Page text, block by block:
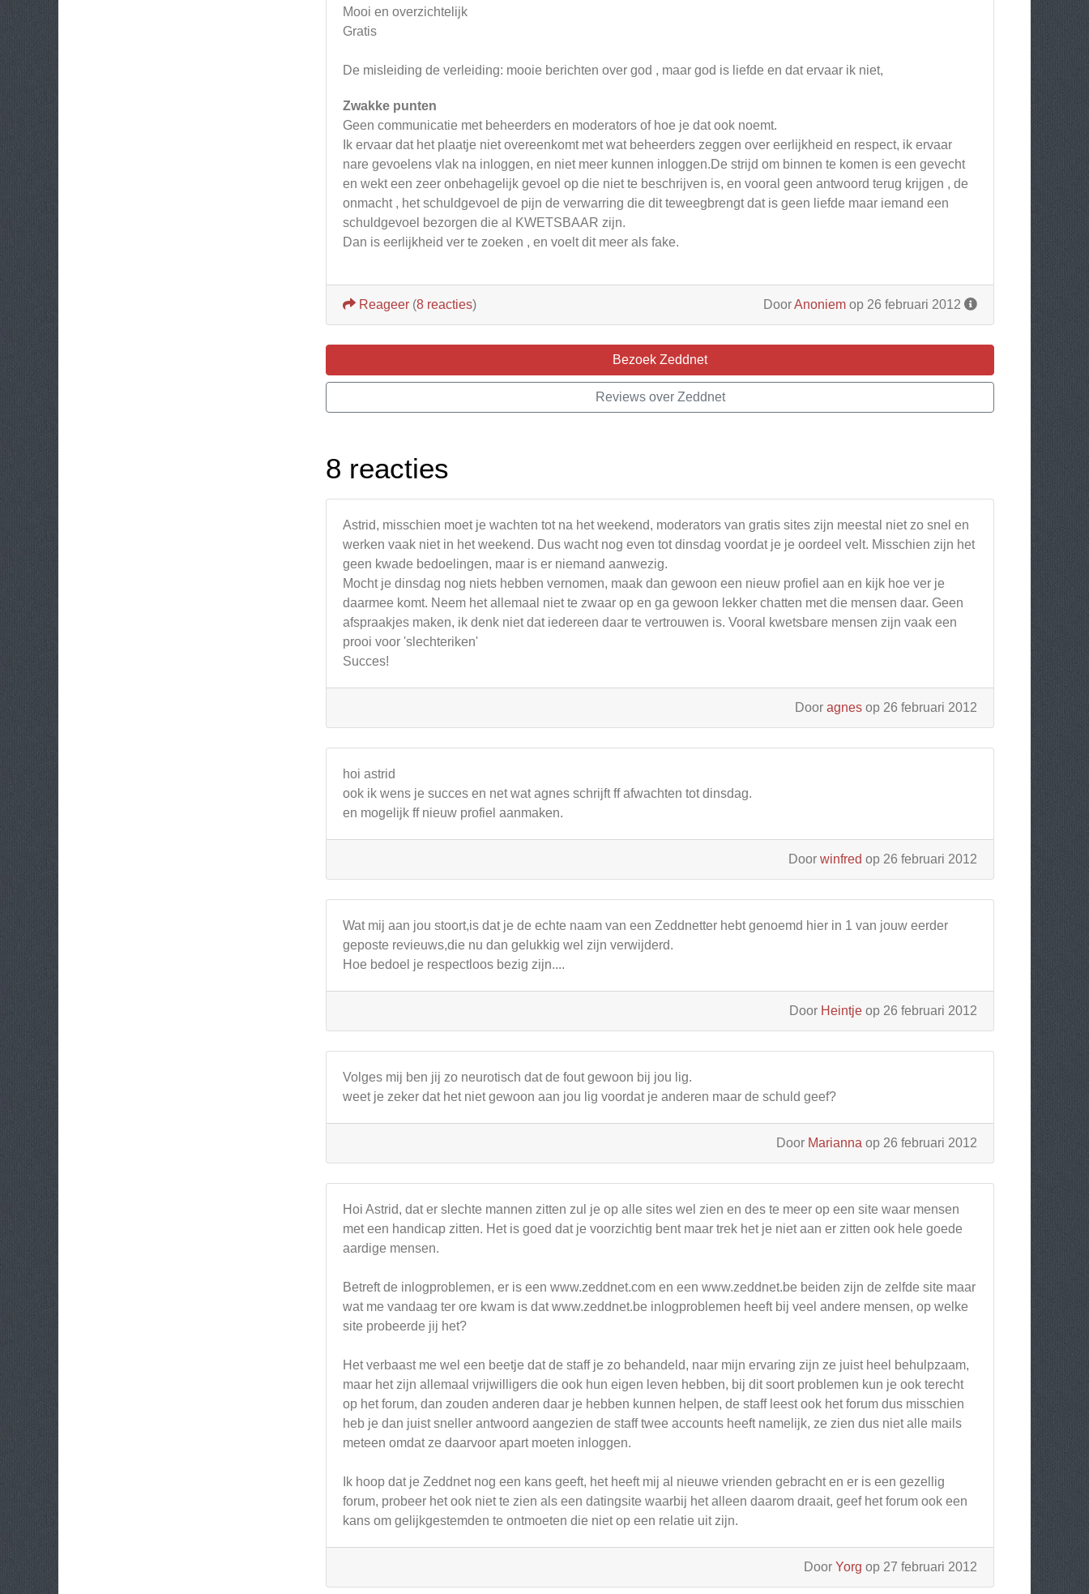
Mooi en overzichtelijk
Gratis
De misleiding de verleiding: mooie berichten over god , maar god is liefde en dat ervaar ik niet,
Zwakke punten
Geen communicatie met beheerders en moderators of hoe je dat ook noemt.
Ik ervaar dat het plaatje niet overeenkomt met wat beheerders zeggen over eerlijkheid en respect, ik ervaar
nare gevoelens vlak na inloggen, en niet meer kunnen inloggen.De strijd om binnen te komen is een gevecht
en wekt een zeer onbehagelijk gevoel op die niet te beschrijven is, en vooral geen antwoord terug krijgen , de
onmacht , het schuldgevoel de pijn de verwarring die dit teweegbrengt dat is geen liefde maar iemand een
schuldgevoel bezorgen die al KWETSBAAR zijn.
Dan is eerlijkheid ver te zoeken , en voelt dit meer als fake.
DoorAnoniem op 26 februari 2012
Reageer (8 reacties)
Bezoek Zeddnet
Reviews over Zeddnet
8 reacties
Astrid, misschien moet je wachten tot na het weekend, moderators van gratis sites zijn meestal niet zo snel en
werken vaak niet in het weekend. Dus wacht nog even tot dinsdag voordat je je oordeel velt. Misschien zijn het
geen kwade bedoelingen, maar is er niemand aanwezig.
Mocht je dinsdag nog niets hebben vernomen, maak dan gewoon een nieuw profiel aan en kijk hoe ver je
daarmee komt. Neem het allemaal niet te zwaar op en ga gewoon lekker chatten met die mensen daar. Geen
afspraakjes maken, ik denk niet dat iedereen daar te vertrouwen is. Vooral kwetsbare mensen zijn vaak een
prooi voor 'slechteriken'
Succes!
Door agnes op 26 februari 2012
hoi astrid
ook ik wens je succes en net wat agnes schrijft ff afwachten tot dinsdag.
en mogelijk ff nieuw profiel aanmaken.
Door winfred op 26 februari 2012
Wat mij aan jou stoort,is dat je de echte naam van een Zeddnetter hebt genoemd hier in 1 van jouw eerder
geposte revieuws,die nu dan gelukkig wel zijn verwijderd.
Hoe bedoel je respectloos bezig zijn....
Door Heintje op 26 februari 2012
Volges mij ben jij zo neurotisch dat de fout gewoon bij jou lig.
weet je zeker dat het niet gewoon aan jou lig voordat je anderen maar de schuld geef?
Door Marianna op 26 februari 2012
Hoi Astrid, dat er slechte mannen zitten zul je op alle sites wel zien en des te meer op een site waar mensen
met een handicap zitten. Het is goed dat je voorzichtig bent maar trek het je niet aan er zitten ook hele goede
aardige mensen.
Betreft de inlogproblemen, er is een www.zeddnet.com en een www.zeddnet.be beiden zijn de zelfde site maar
wat me vandaag ter ore kwam is dat www.zeddnet.be inlogproblemen heeft bij veel andere mensen, op welke
site probeerde jij het?
Het verbaast me wel een beetje dat de staff je zo behandeld, naar mijn ervaring zijn ze juist heel behulpzaam,
maar het zijn allemaal vrijwilligers die ook hun eigen leven hebben, bij dit soort problemen kun je ook terecht
op het forum, dan zouden anderen daar je hebben kunnen helpen, de staff leest ook het forum dus misschien
heb je dan juist sneller antwoord aangezien de staff twee accounts heeft namelijk, ze zien dus niet alle mails
meteen omdat ze daarvoor apart moeten inloggen.
Ik hoop dat je Zeddnet nog een kans geeft, het heeft mij al nieuwe vrienden gebracht en er is een gezellig
forum, probeer het ook niet te zien als een datingsite waarbij het alleen daarom draait, geef het forum ook een
kans om gelijkgestemden te ontmoeten die niet op een relatie uit zijn.
Door Yorg op 27 februari 2012